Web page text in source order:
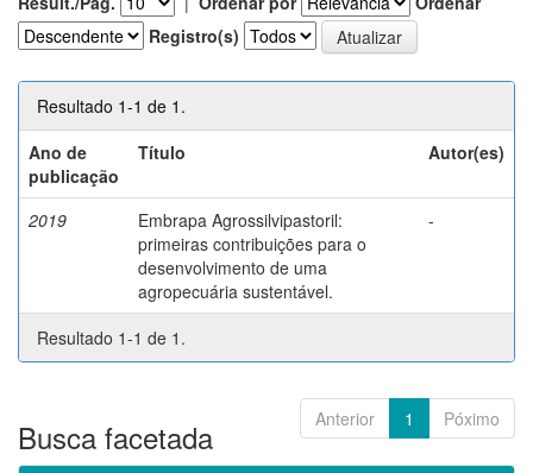
Registro(s)
Resultado 1-1 de 1.
Ano de
publicação
Título Autor(es)
2019
Embrapa Agrossilvipastoril:
primeiras contribuições para o
desenvolvimento de uma
agropecuária sustentável.
-
Resultado 1-1 de 1.
Anterior 1 Póximo
Busca facetada